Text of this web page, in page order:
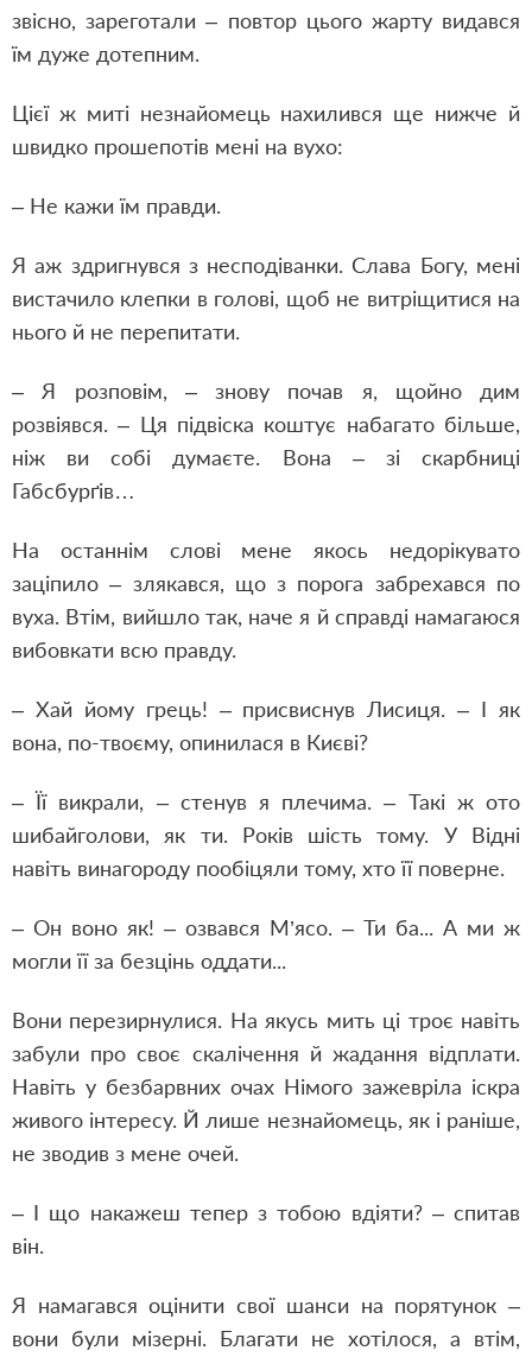
звісно, зареготали – повтор цього жарту видався
їм дуже дотепним.
Цієї ж миті незнайомець нахилився ще нижче й
швидко прошепотів мені на вухо:
– Не кажи їм правди.
Я аж здригнувся з несподіванки. Слава Богу, мені
вистачило клепки в голові, щоб не витріщитися на
нього й не перепитати.
– Я розповім, – знову почав я, щойно дим
розвіявся. – Ця підвіска коштує набагато більше,
ніж ви собі думаєте. Вона – зі скарбниці
Габсбурґів…
На останнім слові мене якось недорікувато
заціпило – злякався, що з порога забрехався по
вуха. Втім, вийшло так, наче я й справді намагаюся
вибовкати всю правду.
– Хай йому грець! – присвиснув Лисиця. – І як
вона, по-твоєму, опинилася в Києві?
– Її викрали, – стенув я плечима. – Такі ж ото
шибайголови, як ти. Років шість тому. У Відні
навіть винагороду пообіцяли тому, хто її поверне.
– Он воно як! – озвався М’ясо. – Ти ба... А ми ж
могли її за безцінь оддати...
Вони перезирнулися. На якусь мить ці троє навіть
забули про своє скалічення й жадання відплати.
Навіть у безбарвних очах Німого зажевріла іскра
живого інтересу. Й лише незнайомець, як і раніше,
не зводив з мене очей.
– І що накажеш тепер з тобою вдіяти? – спитав
він.
Я намагався оцінити свої шанси на порятунок –
вони були мізерні. Благати не хотілося, а втім,